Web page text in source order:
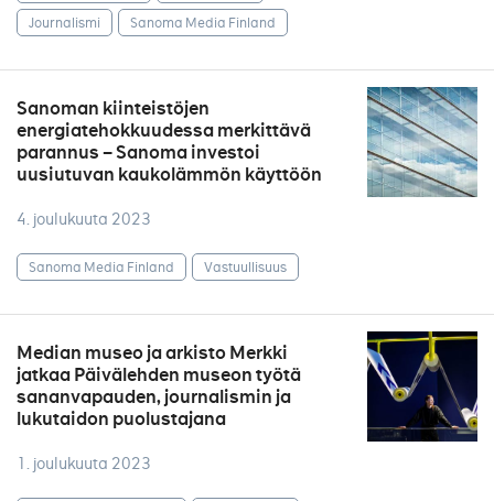
Journalismi
Sanoma Media Finland
Sanoman kiinteistöjen
energiatehokkuudessa merkittävä
parannus – Sanoma investoi
uusiutuvan kaukolämmön käyttöön
4. joulukuuta 2023
Sanoma Media Finland Vastuullisuus
Median museo ja arkisto Merkki
jatkaa Päivälehden museon työtä
sananvapauden, journalismin ja
lukutaidon puolustajana
1. joulukuuta 2023